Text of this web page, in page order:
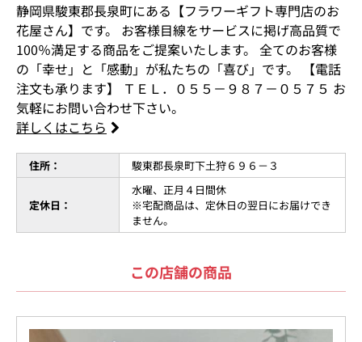
静岡県駿東郡長泉町にある【フラワーギフト専門店のお
花屋さん】です。 お客様目線をサービスに掲げ高品質で
100％満足する商品をご提案いたします。 全てのお客様
の「幸せ」と「感動」が私たちの「喜び」です。 【電話
注文も承ります】 ＴＥＬ．０５５－９８７－０５７５ お
気軽にお問い合わせ下さい。
詳しくはこちら
住所： 駿東郡長泉町下土狩６９６－３
定休日：
水曜、正月４日間休
※宅配商品は、定休日の翌日にお届けでき
ません。
この店舗の商品